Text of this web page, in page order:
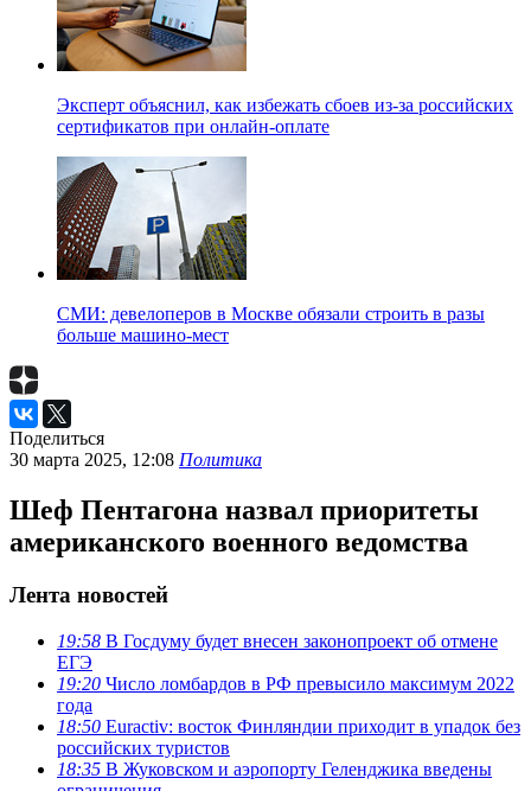
Эксперт объяснил, как избежать сбоев из-за российских
сертификатов при онлайн-оплате
СМИ: девелоперов в Москве обязали строить в разы
больше машино-мест
Поделиться
30 марта 2025, 12:08 Политика
Шеф Пентагона назвал приоритеты
американского военного ведомства
Лента новостей
19:58 В Госдуму будет внесен законопроект об отмене
ЕГЭ
19:20 Число ломбардов в РФ превысило максимум 2022
года
18:50 Euractiv: восток Финляндии приходит в упадок без
российских туристов
18:35 В Жуковском и аэропорту Геленджика введены